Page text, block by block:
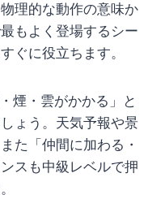
理的な動作の意味か
もよく登場するシー
ぐに役立ちます。
煙・雲がかかる」と
ょう。天気予報や景
た「仲間に加わる・
スも中級レベルで押